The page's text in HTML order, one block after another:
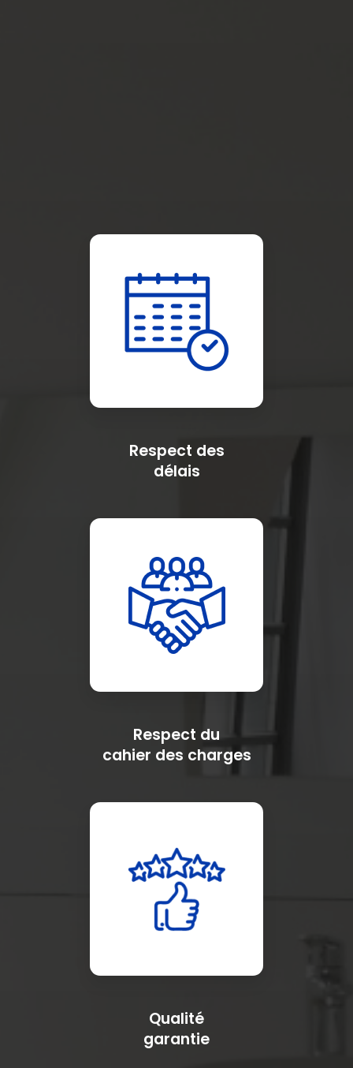
Respect des
délais
Respect du
cahier des charges
Qualité
garantie